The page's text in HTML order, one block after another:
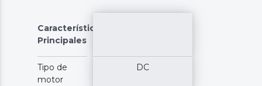
Características
Principales
Tipo de
motor
DC